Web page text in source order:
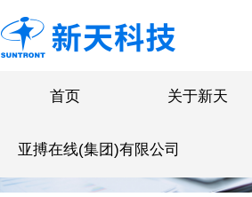
首页 关于新天
亚搏在线(集团)有限公司